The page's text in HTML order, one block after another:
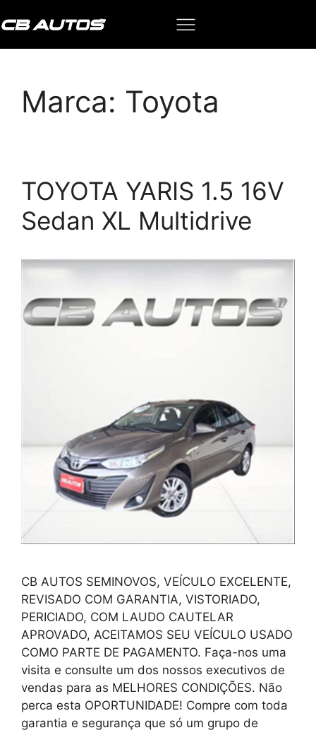
Marca: Toyota
TOYOTA YARIS 1.5 16V
Sedan XL Multidrive
CB AUTOS SEMINOVOS, VEÍCULO EXCELENTE,
REVISADO COM GARANTIA, VISTORIADO,
PERICIADO, COM LAUDO CAUTELAR
APROVADO, ACEITAMOS SEU VEÍCULO USADO
COMO PARTE DE PAGAMENTO. Faça-nos uma
visita e consulte um dos nossos executivos de
vendas para as MELHORES CONDIÇÕES. Não
perca esta OPORTUNIDADE! Compre com toda
garantia e segurança que só um grupo de